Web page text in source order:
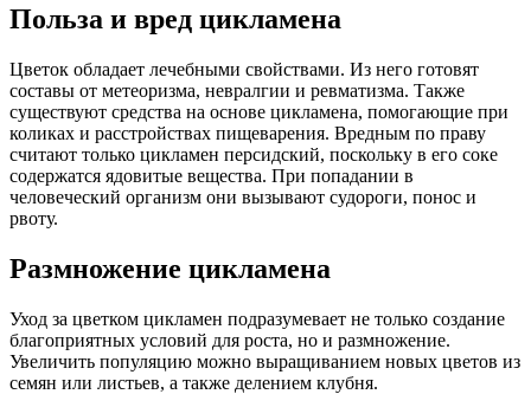
Польза и вред цикламена
Цветок обладает лечебными свойствами. Из него готовят
составы от метеоризма, невралгии и ревматизма. Также
существуют средства на основе цикламена, помогающие при
коликах и расстройствах пищеварения. Вредным по праву
считают только цикламен персидский, поскольку в его соке
содержатся ядовитые вещества. При попадании в
человеческий организм они вызывают судороги, понос и
рвоту.
Размножение цикламена
Уход за цветком цикламен подразумевает не только создание
благоприятных условий для роста, но и размножение.
Увеличить популяцию можно выращиванием новых цветов из
семян или листьев, а также делением клубня.